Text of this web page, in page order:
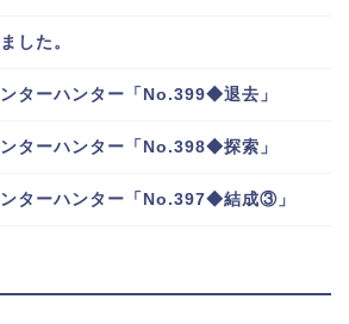
した。
ンターハンター「No.399◆退去」
ンターハンター「No.398◆探索」
ンターハンター「No.397◆結成③」